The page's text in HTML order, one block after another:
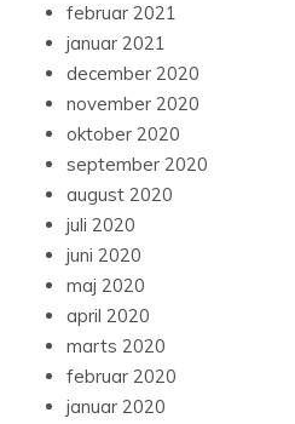
februar 2021
januar 2021
december 2020
november 2020
oktober 2020
september 2020
august 2020
juli 2020
juni 2020
maj 2020
april 2020
marts 2020
februar 2020
januar 2020